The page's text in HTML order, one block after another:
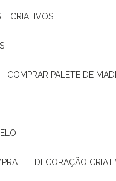
E CRIATIVOS
COMPRAR PALETE DE
DECORAÇÃO